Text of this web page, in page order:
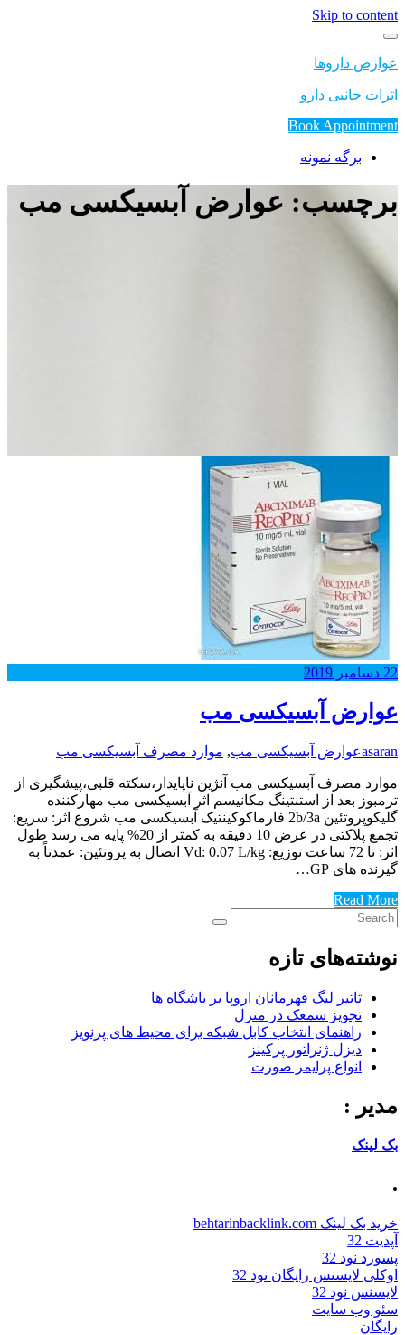
Skip to content
عوارض داروها
اثرات جانبی دارو
Book Appointment
برگه نمونه
برچسب: عوارض آبسیکسی مب
22 دسامبر 2019
عوارض آبسیکسی مب
asaranعوارض آبسیکسی مب, موارد مصرف آبسیکسی مب
موارد مصرف آبسیکسی مب آنژین ناپایدار،سکته قلبی،پیشگیری از
ترمبوز بعد از استنتینگ مکانیسم اثر آبسیکسی مب مهارکننده
گلیکوپروتئین 2b/3a فارماکوکینتیک آبسیکسی مب شروع اثر: سریع:
تجمع پلاکتی در عرض 10 دقیقه به کمتر از 20% پایه می رسد طول
اثر: تا 72 ساعت توزیع: Vd: 0.07 L/kg اتصال به پروتئین: عمدتاً به
گیرنده های GP…
Read More
نوشته‌های تازه
تاثیر لیگ قهرمانان اروپا بر باشگاه ها
تجویز سمعک در منزل
راهنمای انتخاب کابل شبکه برای محیط های پرنویز
دیزل ژنراتور پرکینز
انواع پرایمر صورت
مدیر :
بک لینک
.
خرید بک لینک behtarinbacklink.com
آپدیت 32
پسورد نود 32
اوکلی لایسنس رایگان نود 32
لایسنس نود 32
سئو وب سایت
رایگان